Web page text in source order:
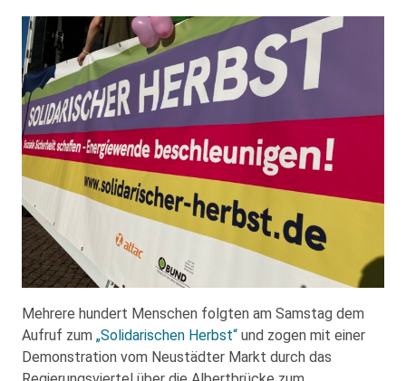
Mehrere hundert Menschen folgten am Samstag dem
Aufruf zum „Solidarischen Herbst“ und zogen mit einer
Demonstration vom Neustädter Markt durch das